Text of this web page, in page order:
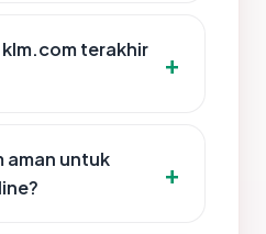
terakhir
aman untuk